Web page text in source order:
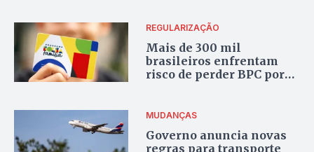
REGULARIZAÇÃO
Mais de 300 mil
brasileiros enfrentam
risco de perder BPC por
MUDANÇAS
Governo anuncia novas
regras para transporte